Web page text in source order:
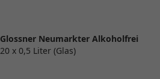
Glossner Neumarkter Alkoholfrei
20 x 0,5 Liter (Glas)